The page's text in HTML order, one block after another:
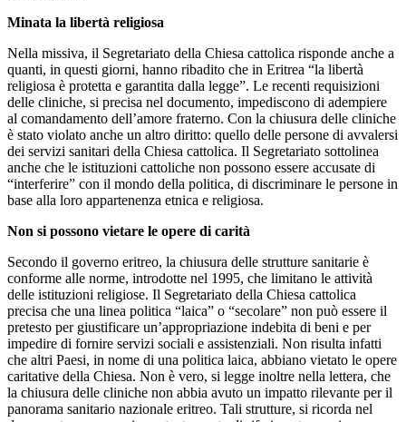
Minata la libertà religiosa
Nella missiva, il Segretariato della Chiesa cattolica risponde anche a
quanti, in questi giorni, hanno ribadito che in Eritrea “la libertà
religiosa è protetta e garantita dalla legge”. Le recenti requisizioni
delle cliniche, si precisa nel documento, impediscono di adempiere
al comandamento dell’amore fraterno. Con la chiusura delle cliniche
è stato violato anche un altro diritto: quello delle persone di avvalersi
dei servizi sanitari della Chiesa cattolica. Il Segretariato sottolinea
anche che le istituzioni cattoliche non possono essere accusate di
“interferire” con il mondo della politica, di discriminare le persone in
base alla loro appartenenza etnica e religiosa.
Non si possono vietare le opere di carità
Secondo il governo eritreo, la chiusura delle strutture sanitarie è
conforme alle norme, introdotte nel 1995, che limitano le attività
delle istituzioni religiose. Il Segretariato della Chiesa cattolica
precisa che una linea politica “laica” o “secolare” non può essere il
pretesto per giustificare un’appropriazione indebita di beni e per
impedire di fornire servizi sociali e assistenziali. Non risulta infatti
che altri Paesi, in nome di una politica laica, abbiano vietato le opere
caritative della Chiesa. Non è vero, si legge inoltre nella lettera, che
la chiusura delle cliniche non abbia avuto un impatto rilevante per il
panorama sanitario nazionale eritreo. Tali strutture, si ricorda nel